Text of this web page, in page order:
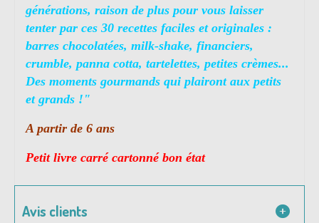
générations, raison de plus pour vous laisser
tenter par ces 30 recettes faciles et originales :
barres chocolatées, milk-shake, financiers,
crumble, panna cotta, tartelettes, petites crèmes...
Des moments gourmands qui plairont aux petits
et grands !"
A partir de 6 ans
Petit livre carré cartonné bon état
Avis clients